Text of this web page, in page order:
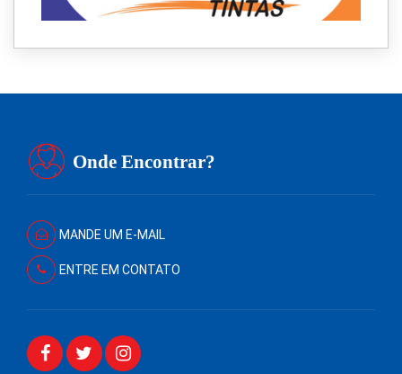
Onde Encontrar?
MANDE UM E-MAIL
ENTRE EM CONTATO